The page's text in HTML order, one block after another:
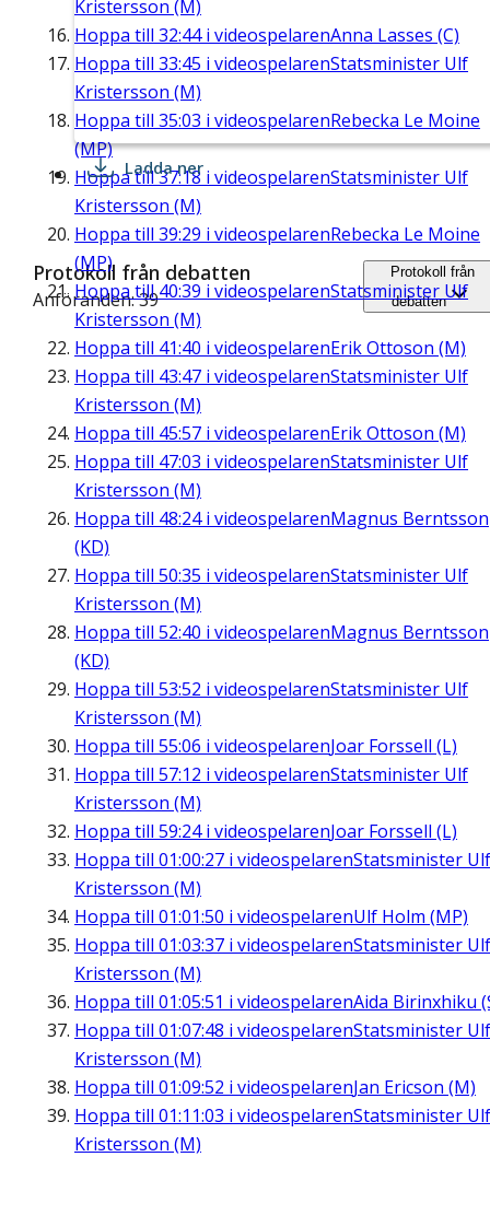
Kristersson (M)
Hoppa till 32:44i videospelarenAnna Lasses (C)
Hoppa till 33:45 i videospelarenStatsminister Ulf
Kristersson (M)
Hoppa till 35:03 i videospelarenRebecka Le Moine
(MP)
Hoppa till37:18 i videospelarenStatsminister Ulf
Kristersson (M)
Hoppa till 39:29 i videospelarenRebecka Le Moine
(MP)
Hoppa till40:39 i videospelarenStatsminister Ulf
Kristersson (M)
Hoppa till 41:40 i videospelarenErik Ottoson (M)
Hoppa till 43:47 i videospelarenStatsminister Ulf
Kristersson (M)
Hoppa till 45:57 i videospelarenErik Ottoson (M)
Hoppa till 47:03 i videospelarenStatsminister Ulf
Kristersson (M)
Hoppa till 48:24i videospelarenMagnus Berntsson
(KD)
Hoppa till 50:35 i videospelarenStatsminister Ulf
Kristersson (M)
Hoppa till 52:40 i videospelarenMagnus Berntsson
(KD)
Hoppa till 53:52 i videospelarenStatsminister Ulf
Kristersson (M)
Hoppa till 55:06 i videospelarenJoar Forssell (L)
Hoppa till 57:12 i videospelarenStatsminister Ulf
Kristersson (M)
Hoppa till 59:24i videospelarenJoar Forssell (L)
Hoppa till 01:00:27 i videospelarenStatsminister Ulf
Kristersson (M)
Hoppa till 01:01:50 i videospelarenUlf Holm (MP)
Hoppa till 01:03:37 i videospelarenStatsminister Ulf
Kristersson (M)
Hoppa till 01:05:51 i videospelarenAida Birinxhiku
Hoppa till 01:07:48 i videospelarenStatsminister Ulf
Kristersson (M)
Hoppa till 01:09:52 i videospelarenJan Ericson (M)
Hoppa till 01:11:03 i videospelarenStatsminister Ulf
Kristersson (M)
Ladda ner
Protokoll från debatten
Anföranden: 39
Protokoll från
debatten